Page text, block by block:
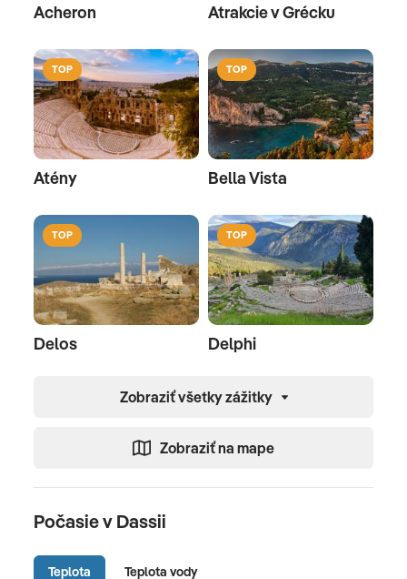
Acheron Atrakcie v Grécku
TOP
Atény
TOP
Bella Vista
TOP
Delos
TOP
Delphi
Zobraziť všetky zážitky
Zobraziť na mape
Počasie v Dassii
Teplota Teplota vody